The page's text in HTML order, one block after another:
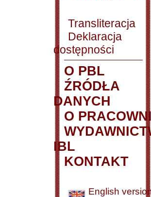
Transliteracja
Deklaracja
dostępności
O PBL
ŹRÓDŁA
DANYCH
O PRACOWNI
IBL
KONTAKT
English